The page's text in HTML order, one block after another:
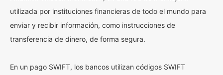
utilizada por instituciones financieras de todo el mundo para
enviar y recibir información, como instrucciones de
transferencia de dinero, de forma segura.
En un pago SWIFT, los bancos utilizan códigos SWIFT